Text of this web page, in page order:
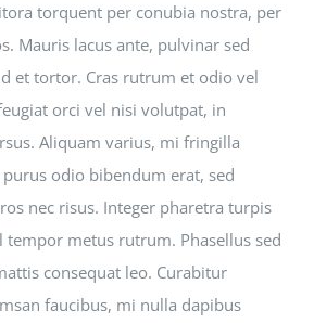
torquent per conubia nostra, per
Mauris lacus ante, pulvinar sed
et tortor. Cras rutrum et odio vel
orci vel nisi volutpat, in
Aliquam varius, mi fringilla
odio bibendum erat, sed
nec risus. Integer pharetra turpis
metus rutrum. Phasellus sed
consequat leo. Curabitur
faucibus, mi nulla dapibus